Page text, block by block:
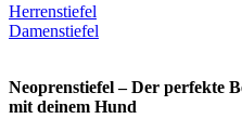
Herrenstiefel
Damenstiefel
Neoprenstiefel – Der perfekte
mit deinem Hund